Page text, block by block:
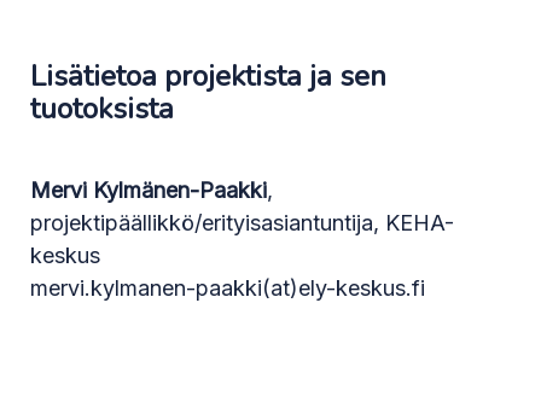
Lisätietoa projektista ja sen
tuotoksista
Mervi Kylmänen-Paakki,
projektipäällikkö/erityisasiantuntija, KEHA-
keskus
mervi.kylmanen-paakki(at)ely-keskus.fi